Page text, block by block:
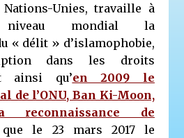
Unies, travaille à
mondial la
« délit » d’islamophobie,
dans les droits
ainsi qu’en 2009 le
de l’ONU, Ban Ki-Moon,
de
le 23 mars 2017 le